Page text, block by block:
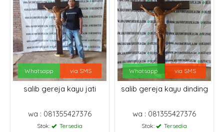
Whatsapp via SMS
salib gereja kayu jati
wa : 081355427376
Stok: Tersedia
Whatsapp via SMS
salib gereja kayu dinding
wa : 081355427376
Stok: Tersedia